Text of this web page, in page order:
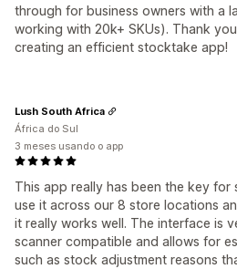
through for business owners with a
working with 20k+ SKUs). Thank
creating an efficient stocktake app!
This app really has been the key for
use it across our 8 store locations
it really works well. The interface is
scanner compatible and allows for
such as stock adjustment reasons
Lush South Africa
África do Sul
3 meses usando o app